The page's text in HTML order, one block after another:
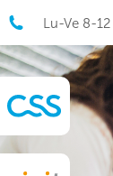
Lu-Ve 8-